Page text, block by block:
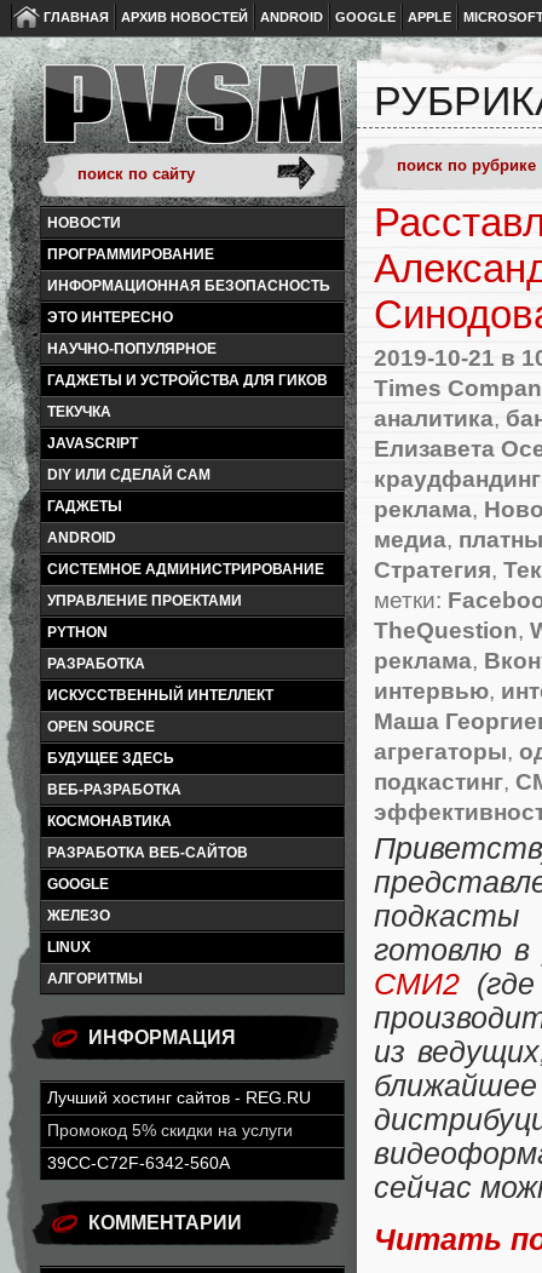
ГЛАВНАЯ АРХИВ НОВОСТЕЙ ANDROID GOOGLE APPLE
НОВОСТИ
ПРОГРАММИРОВАНИЕ
ИНФОРМАЦИОННАЯ БЕЗОПАСНОСТЬ
ЭТО ИНТЕРЕСНО
НАУЧНО-ПОПУЛЯРНОЕ
ГАДЖЕТЫ И УСТРОЙСТВА ДЛЯ ГИКОВ
ТЕКУЧКА
JAVASCRIPT
DIY ИЛИ СДЕЛАЙ САМ
ГАДЖЕТЫ
ANDROID
СИСТЕМНОЕ АДМИНИСТРИРОВАНИЕ
УПРАВЛЕНИЕ ПРОЕКТАМИ
PYTHON
РАЗРАБОТКА
ИСКУССТВЕННЫЙ ИНТЕЛЛЕКТ
OPEN SOURCE
БУДУЩЕЕ ЗДЕСЬ
ВЕБ-РАЗРАБОТКА
КОСМОНАВТИКА
РАЗРАБОТКА ВЕБ-САЙТОВ
GOOGLE
ЖЕЛЕЗО
LINUX
АЛГОРИТМЫ
ИНФОРМАЦИЯ
Лучший хостинг сайтов - REG.RU
Промокод 5% скидки на услуги
39CC-C72F-6342-560A
КОММЕНТАРИИ
2019-10-21 в
Times
аналитика,
Елизавета
краудфандинг
реклама,
медиа,
Стратегия,
метки:
TheQuestion,
реклама,
интервью,
Маша
агрегаторы,
подкастинг,
готовлю в
СМИ2
из
сейчас
Читать